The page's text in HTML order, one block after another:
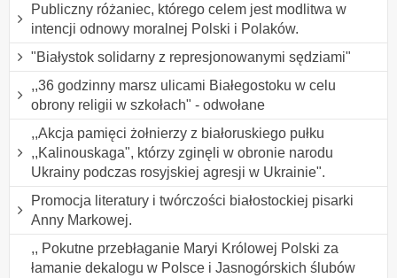
Publiczny różaniec, którego celem jest modlitwa w
intencji odnowy moralnej Polski i Polaków.
"Białystok solidarny z represjonowanymi sędziami"
,,36 godzinny marsz ulicami Białegostoku w celu
obrony religii w szkołach" - odwołane
,,Akcja pamięci żołnierzy z białoruskiego pułku
,,Kalinouskaga", którzy zginęli w obronie narodu
Ukrainy podczas rosyjskiej agresji w Ukrainie".
Promocja literatury i twórczości białostockiej pisarki
Anny Markowej.
,, Pokutne przebłaganie Maryi Królowej Polski za
łamanie dekalogu w Polsce i Jasnogórskich ślubów